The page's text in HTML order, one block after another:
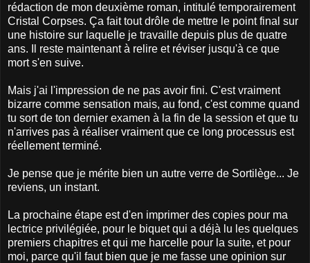
rédaction de mon deuxième roman, intitulé temporairement
Cristal Corpses. Ça fait tout drôle de mettre le point final sur
une histoire sur laquelle je travaille depuis plus de quatre
ans. Il reste maintenant à relire et réviser jusqu'à ce que
mort s'en suive.
Mais j'ai l'impression de ne pas avoir fini. C'est vraiment
bizarre comme sensation mais, au fond, c'est comme quand
tu sort de ton dernier examen à la fin de la session et que tu
n'arrives pas à réaliser vraiment que ce long processus est
réellement terminé.
Je pense que je mérite bien un autre verre de Sortilège... Je
reviens, un instant.
La prochaine étape est d'en imprimer des copies pour ma
lectrice privilégiée, pour le biquet qui a déjà lu les quelques
premiers chapitres et qui me harcelle pour la suite, et pour
moi, parce qu'il faut bien que je me fasse une opinion sur